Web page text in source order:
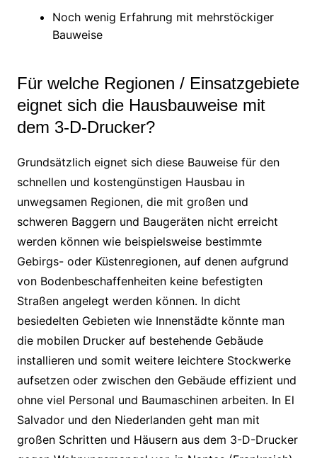
Noch wenig Erfahrung mit mehrstöckiger
Bauweise
Für welche Regionen / Einsatzgebiete
eignet sich die Hausbauweise mit
dem 3-D-Drucker?
Grundsätzlich eignet sich diese Bauweise für den
schnellen und kostengünstigen Hausbau in
unwegsamen Regionen, die mit großen und
schweren Baggern und Baugeräten nicht erreicht
werden können wie beispielsweise bestimmte
Gebirgs- oder Küstenregionen, auf denen aufgrund
von Bodenbeschaffenheiten keine befestigten
Straßen angelegt werden können. In dicht
besiedelten Gebieten wie Innenstädte könnte man
die mobilen Drucker auf bestehende Gebäude
installieren und somit weitere leichtere Stockwerke
aufsetzen oder zwischen den Gebäude effizient und
ohne viel Personal und Baumaschinen arbeiten. In El
Salvador und den Niederlanden geht man mit
großen Schritten und Häusern aus dem 3-D-Drucker